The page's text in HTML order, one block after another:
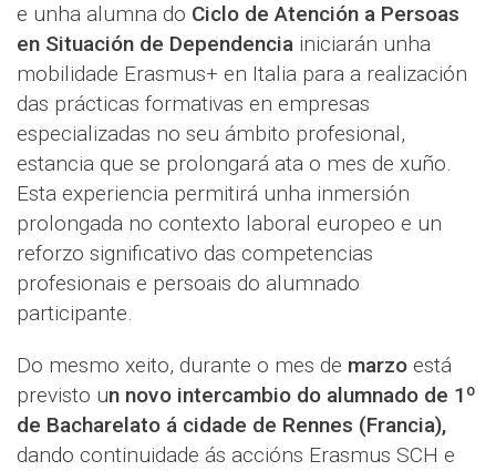
e unha alumna do Ciclo de Atención a Persoas
en Situación de Dependencia iniciarán unha
mobilidade Erasmus+ en Italia para a realización
das prácticas formativas en empresas
especializadas no seu ámbito profesional,
estancia que se prolongará ata o mes de xuño.
Esta experiencia permitirá unha inmersión
prolongada no contexto laboral europeo e un
reforzo significativo das competencias
profesionais e persoais do alumnado
participante.
Do mesmo xeito, durante o mes de marzo está
previsto un novo intercambio do alumnado de 1º
de Bacharelato á cidade de Rennes (Francia),
dando continuidade ás accións Erasmus SCH e